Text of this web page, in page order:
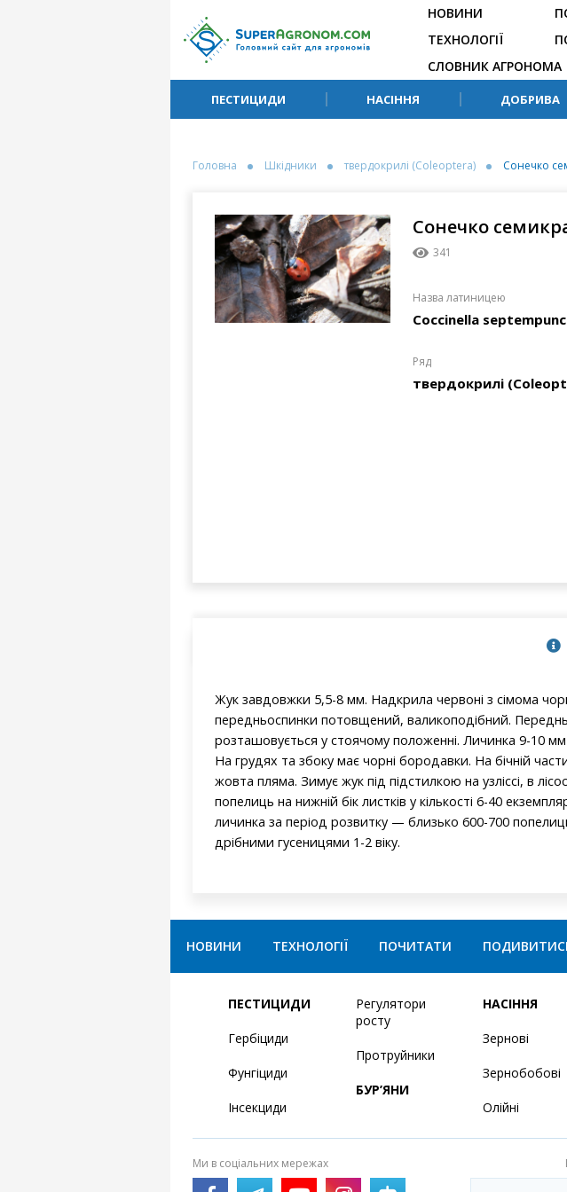
НОВИНИ
ТЕХНОЛОГІЇ
СЛОВНИК АГРОНОМА
ПЕСТИЦИДИ НАСІННЯ ДОБРИВА
Головна Шкідники твердокрилі (Coleoptera) Сонечко
Сонечко
341
Назва латиницею
Coccinella
Ряд
твердокрилі
Жук завдовжки 5,5-8 мм. Надкрила червоні з сімома
передньоспинки потовщений, валикоподібний.
розташовується у стоячому положенні. Личинка 9-10
На грудях та збоку має чорні бородавки. На бічній
жовта пляма. Зимує жук під підстилкою на узліссі, в
попелиць на нижній бік листків у кількості 6-40
личинка за період розвитку — близько 600-700
дрібними гусеницями 1-2 віку.
НОВИНИ ТЕХНОЛОГІЇ ПОЧИТАТИ
ПЕСТИЦИДИ
Гербіциди
Фунгіциди
Інсекциди
Регулятори
росту
Протруйники
БУР’ЯНИ
НАСІННЯ
Зернові
Зернобобові
Олійні
Ми в соціальних мережах